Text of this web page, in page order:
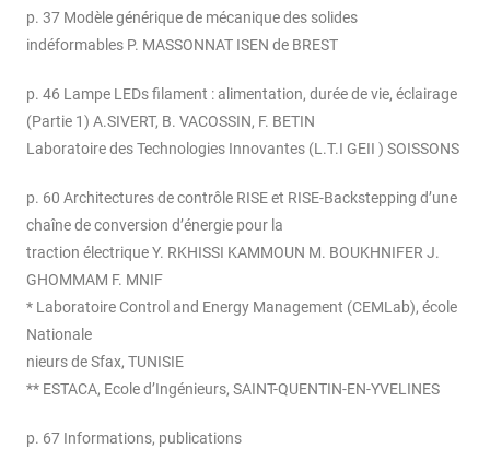
p. 37 Modèle générique de mécanique des solides
indéformables P. MASSONNAT ISEN de BREST
p. 46 Lampe LEDs filament : alimentation, durée de vie, éclairage
(Partie 1) A.SIVERT, B. VACOSSIN, F. BETIN
Laboratoire des Technologies Innovantes (L.T.I GEII ) SOISSONS
p. 60 Architectures de contrôle RISE et RISE-Backstepping d’une
chaîne de conversion d’énergie pour la
traction électrique Y. RKHISSI KAMMOUN M. BOUKHNIFER J.
GHOMMAM F. MNIF
* Laboratoire Control and Energy Management (CEMLab), école
Nationale
nieurs de Sfax, TUNISIE
** ESTACA, Ecole d’Ingénieurs, SAINT-QUENTIN-EN-YVELINES
p. 67 Informations, publications